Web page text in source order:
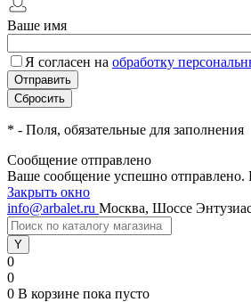
Ваше имя
Я согласен на обработку
* - Поля, обязательные для заполнения
Сообщение отправлено
Ваше сообщение успешно
Закрыть окно
info@arbalet.ru Москва, Шоссе
0
0
0 В корзине пока пусто